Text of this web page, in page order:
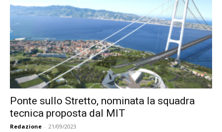
Ponte sullo Stretto, nominata la squadra
tecnica proposta dal MIT
Redazione - 21/09/2023